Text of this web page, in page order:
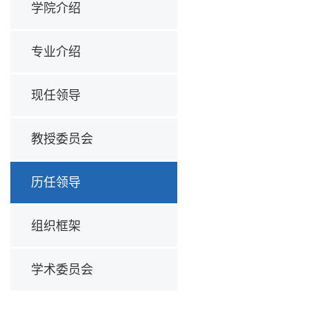
学院介绍
专业介绍
现任领导
教授委员会
历任领导
组织框架
学术委员会